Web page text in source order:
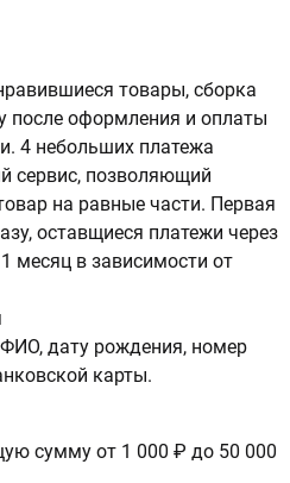
товары, сборка
после оформления и оплаты
4 небольших платежа
сервис, позволяющий
на равные части. Первая
оставщиеся платежи через
месяц в зависимости от
дату рождения, номер
карты.
сумму от 1 000 ₽ до 50 000